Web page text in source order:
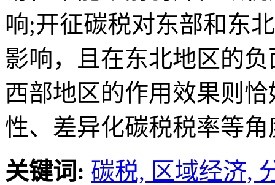
响;开征碳税对东部和东
影响，且在东北地区的
西部地区的作用效果则
性、差异化碳税税率等
关键词: 碳税, 区域经济,